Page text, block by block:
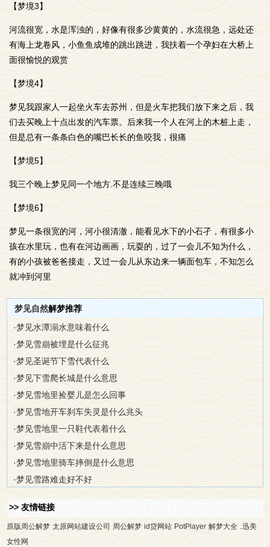
【梦境3】
河流很宽，水是浑浊的，好像有很多沙黄黄的，水流很急，远处还
有海上龙卷风，小鱼鱼成堆的跳出跳进，我扶着一个孕妇在大桥上
面很愉悦的观赏
【梦境4】
梦见我跟家人一起坐火车去苏州，但是火车把我们放下来之后，我
们去买晚上十点出发的汽车票。后来我一个人在河上的木桩上走，
但是总有一条条白色的嘴巴长长的鱼咬我，很痛
【梦境5】
我三个晚上梦见同一个地方.不是连续三晚哦
【梦境6】
梦见一条很宽的河，河小很清澈，能看见水下的小石孑，有很多小
孩在水里玩，也有在河边画画，玩耍的，过了一会儿不知为什么，
有的小孩被爸爸接走，又过一会儿从东边来一辆面包车，不知怎么
就冲到河里
梦见自然解梦推荐
·梦见水潭溺水意味着什么
·梦见雪崩被埋是什么征兆
·梦见圣诞节下雪代表什么
·梦见下雪爬长城是什么意思
·梦见雪地里捡婴儿是怎么回事
·梦见雪地开车刹车失灵是什么兆头
·梦见雪地里一只鞋代表着什么
·梦见雪崩中活下来是什么意思
·梦见雪地里骑车摔倒是什么意思
·梦见雪路难走好不好
>> 友情链接
原版周公解梦 太原网站建设公司 周公解梦 id贷网站 PotPlayer 解梦大全
迅美
女性网